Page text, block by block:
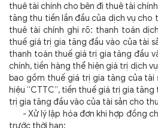
thuê tài chính cho bên đi thuê tài
tăng thu tiền lần đầu của dịch vụ cho
thuê tài chính ghi rõ: thanh toán
thuế giá trị gia tăng đầu vào của tài
thanh toán thuế giá trị gia tăng đầu
chính, tiền hàng thể hiện giá trị dịch
bao gồm thuế giá trị gia tăng của tài
hiệu “CTTC”, tiền thuế giá trị gia
trị gia tăng đầu vào của tài sản cho
- Xử lý lập hóa đơn khi hợp đồng
trước thời hạn: